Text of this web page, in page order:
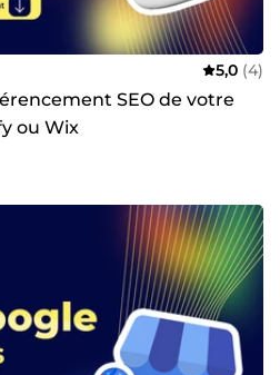
de pouvoir vous apporter de
des collaborateurs compétents
projet; vous bénéficiez des
Ce qui me
à la fois la technique
un outil, je vous aide à
faire grandir votre activité. Vous
le moi, je vous dirai si je
5,0 (4)
SEO de votre
ou Wix